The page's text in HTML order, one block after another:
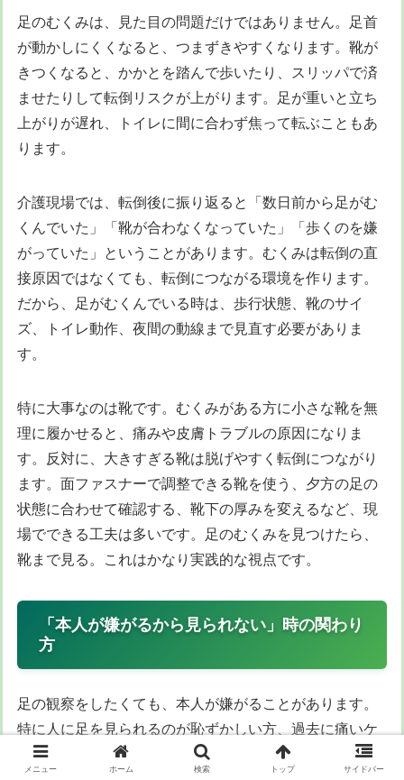
足のむくみは、見た目の問題だけではありません。足首
が動かしにくくなると、つまずきやすくなります。靴が
きつくなると、かかとを踏んで歩いたり、スリッパで済
ませたりして転倒リスクが上がります。足が重いと立ち
上がりが遅れ、トイレに間に合わず焦って転ぶこともあ
ります。
介護現場では、転倒後に振り返ると「数日前から足がむ
くんでいた」「靴が合わなくなっていた」「歩くのを嫌
がっていた」ということがあります。むくみは転倒の直
接原因ではなくても、転倒につながる環境を作ります。
だから、足がむくんでいる時は、歩行状態、靴のサイ
ズ、トイレ動作、夜間の動線まで見直す必要がありま
す。
特に大事なのは靴です。むくみがある方に小さな靴を無
理に履かせると、痛みや皮膚トラブルの原因になりま
す。反対に、大きすぎる靴は脱げやすく転倒につながり
ます。面ファスナーで調整できる靴を使う、夕方の足の
状態に合わせて確認する、靴下の厚みを変えるなど、現
場でできる工夫は多いです。足のむくみを見つけたら、
靴まで見る。これはかなり実践的な視点です。
「本人が嫌がるから見られない」時の関わり
方
足の観察をしたくても、本人が嫌がることがあります。
特に人に足を見られるのが恥ずかしい方、過去に痛いケ
アをされた経験がある方、認知症で意図が伝わりにくい
メニュー ホーム 検索 トップ サイドバー